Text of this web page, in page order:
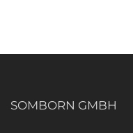
SOMBORN GMBH